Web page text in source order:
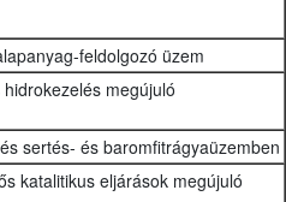
feldolgozó üzem
megújuló
sertés- és baromfitrágyaüzemben
katalitikus eljárások megújuló